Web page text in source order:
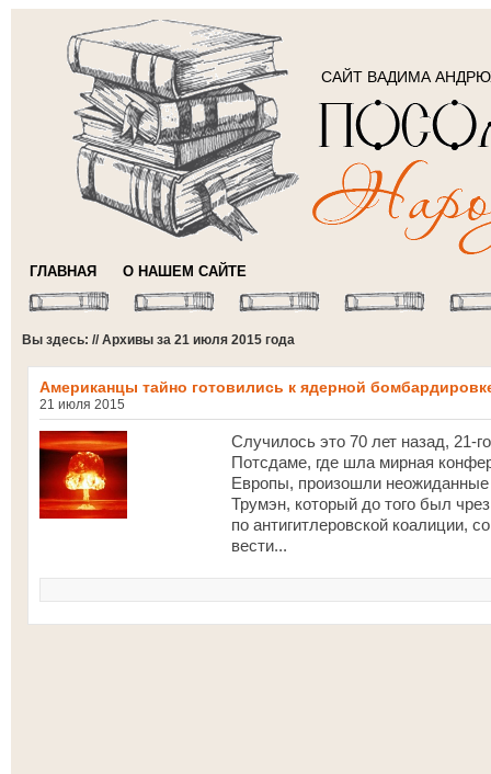
САЙТ ВАДИМА
ГЛАВНАЯ О НАШЕМ САЙТЕ
Вы здесь: // Архивы за 21 июля 2015 года
Американцы тайно готовились к ядерной
21 июля 2015
Случилось это 70 лет назад, 21-
Потсдаме, где шла мирная
Европы, произошли
Трумэн, который до того был
по антигитлеровской коалиции,
вести...